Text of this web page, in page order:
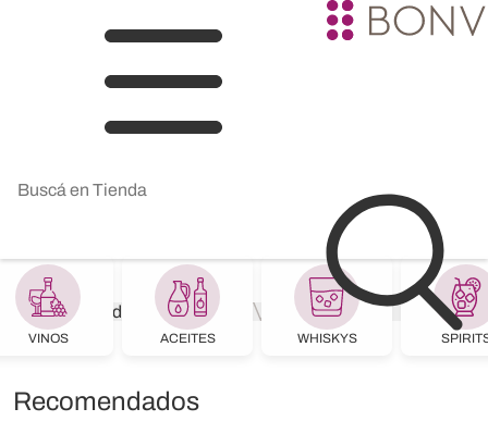
BONVIVIR
VINOS ACEITES WHISKYS
Tienda Home
Recomendados